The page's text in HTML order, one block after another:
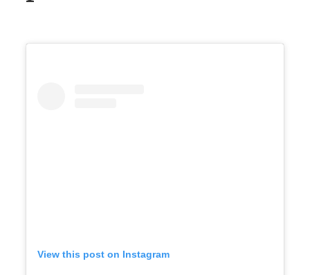
View this post on Instagram